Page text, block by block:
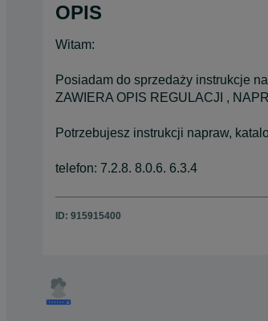
OPIS
Witam:
Posiadam do sprzedaży instrukcje
ZAWIERA OPIS REGULACJI ,
Potrzebujesz instrukcji napraw,
telefon: 7.2.8. 8.0.6. 6.3.4
ID: 915915400